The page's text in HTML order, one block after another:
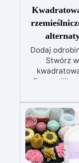
Dodaj
Stwórz
Formy
idealny
wyrazić
ręcznie
wykonane z
Twój